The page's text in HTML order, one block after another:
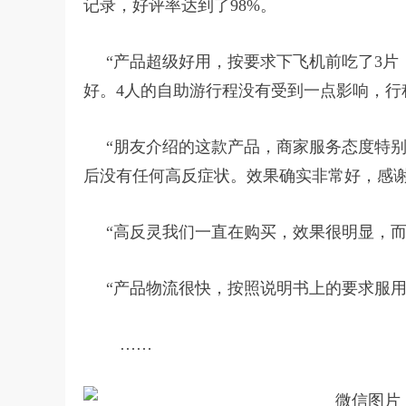
记录，好评率达到了98%。
“产品超级好用，按要求下飞机前吃了3片
好。4人的自助游行程没有受到一点影响，
“朋友介绍的这款产品，商家服务态度特
后没有任何高反症状。效果确实非常好，感
“高反灵我们一直在购买，效果很明显，
“产品物流很快，按照说明书上的要求服
……